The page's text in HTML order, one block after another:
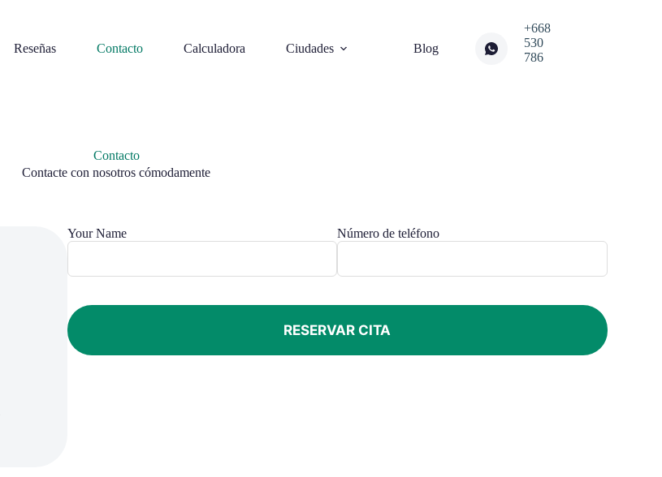
Reseñas Contacto Calculadora Ciudades Blog
+668
530
786
Contacto
Contacte con nosotros cómodamente
Your Name Número de teléfono